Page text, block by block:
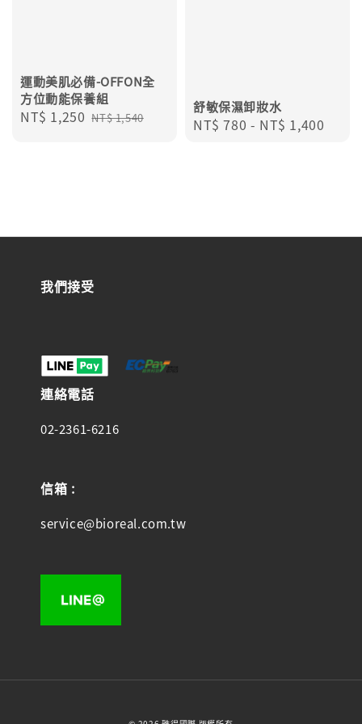
運動美肌必備-OFFON全
方位動能保養組
Sale
NT$ 1,250 Regular
NT$ 1,540
舒敏保濕卸妝水
Regular
NT$ 780 - NT$ 1,400
我們接受
連絡電話
02-2361-6216
信箱 :
service@bioreal.com.tw